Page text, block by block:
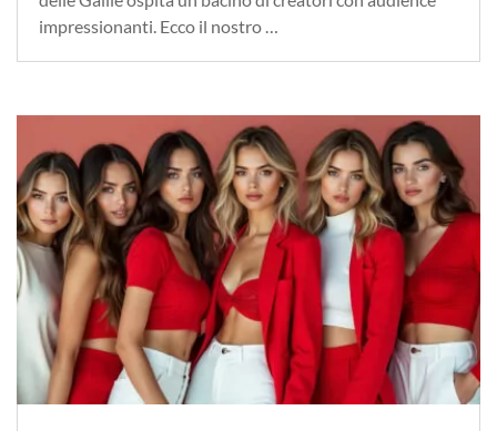
impressionanti. Ecco il nostro …